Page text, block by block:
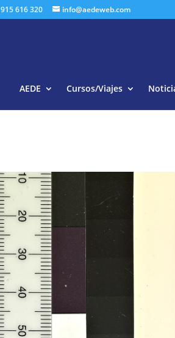
915 616 320 info@aedeweb.com
AEDE Cursos/Viajes